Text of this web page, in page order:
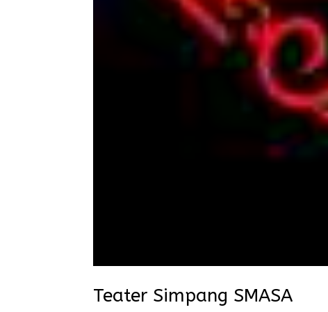
Teater Simpang SMASA